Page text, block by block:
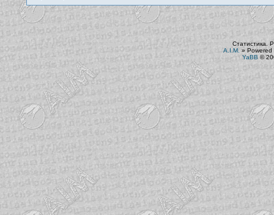
Статистика.
A.I.M.» Powered
YaBB ©